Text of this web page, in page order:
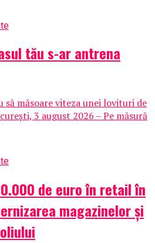
tău s-ar antrena
măsoare viteza unei lovituri de
3 august 2026 – Pe măsură
de euro în retail în
magazinelor și